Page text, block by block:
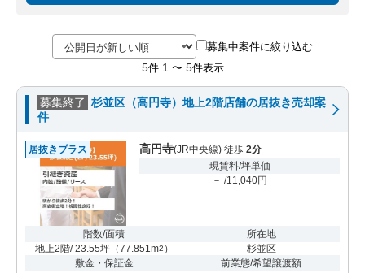
募集中案件に絞り込む
5件 1 〜 5件表示
募集終了 杉並区（高円寺）地上2階店舗の居抜き売却案
件
居抜きプラス 高円寺(JR中央線) 徒歩 2分
現賃料/坪単価
－ /11,040円
階数/面積
地上2階/ 23.55坪（77.851m2 ）
所在地
杉並区
敷金・保証金
前業態/希望譲渡額